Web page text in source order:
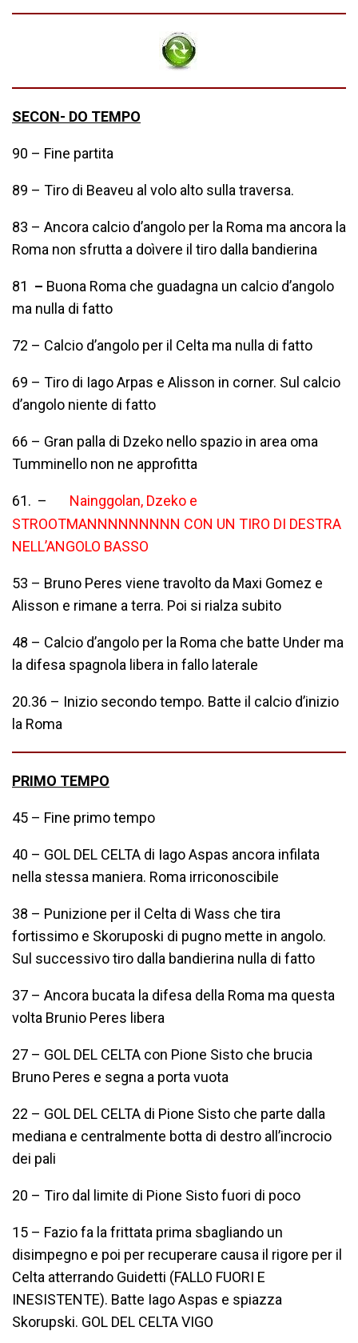
SECON- DO TEMPO
90 – Fine partita
89 – Tiro di Beaveu al volo alto sulla traversa.
83 – Ancora calcio d’angolo per la Roma ma ancora la
Roma non sfrutta a doìvere il tiro dalla bandierina
81 – Buona Roma che guadagna un calcio d’angolo
ma nulla di fatto
72 – Calcio d’angolo per il Celta ma nulla di fatto
69 – Tiro di Iago Arpas e Alisson in corner. Sul calcio
d’angolo niente di fatto
66 – Gran palla di Dzeko nello spazio in area oma
Tumminello non ne approfitta
61. –
Nainggolan, Dzeko e
STROOTMANNNNNNNNN CON UN TIRO DI DESTRA
NELL’ANGOLO BASSO
53 – Bruno Peres viene travolto da Maxi Gomez e
Alisson e rimane a terra. Poi si rialza subito
48 – Calcio d’angolo per la Roma che batte Under ma
la difesa spagnola libera in fallo laterale
20.36 – Inizio secondo tempo. Batte il calcio d’inizio
la Roma
PRIMO TEMPO
45 – Fine primo tempo
40 – GOL DEL CELTA di Iago Aspas ancora infilata
nella stessa maniera. Roma irriconoscibile
38 – Punizione per il Celta di Wass che tira
fortissimo e Skoruposki di pugno mette in angolo.
Sul successivo tiro dalla bandierina nulla di fatto
37 – Ancora bucata la difesa della Roma ma questa
volta Brunio Peres libera
27 – GOL DEL CELTA con Pione Sisto che brucia
Bruno Peres e segna a porta vuota
22 – GOL DEL CELTA di Pione Sisto che parte dalla
mediana e centralmente botta di destro all’incrocio
dei pali
20 – Tiro dal limite di Pione Sisto fuori di poco
15 – Fazio fa la frittata prima sbagliando un
disimpegno e poi per recuperare causa il rigore per il
Celta atterrando Guidetti (FALLO FUORI E
INESISTENTE). Batte Iago Aspas e spiazza
Skorupski. GOL DEL CELTA VIGO